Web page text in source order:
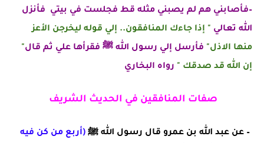
–فأصابني هم لم يصبني مثله قط فجلست في بيتي فأنزل
الله تعالي " إذا جاءك المنافقون.. إلي قوله ليخرجن الأعز
منها الاذل" فأرسل إلي رسول الله ﷺ فقرأها علي ثم قال"
إن الله قد صدقك " رواه البخاري
صفات المنافقين في الحديث الشريف
– عن عبد الله بن عمرو قال رسول الله ﷺ (أربع من كن فيه